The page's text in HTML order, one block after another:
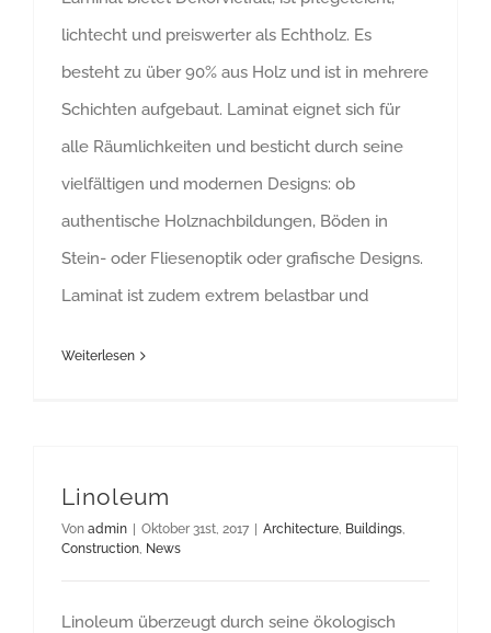
lichtecht und preiswerter als Echtholz. Es
besteht zu über 90% aus Holz und ist in mehrere
Schichten aufgebaut. Laminat eignet sich für
alle Räumlichkeiten und besticht durch seine
vielfältigen und modernen Designs: ob
authentische Holznachbildungen, Böden in
Stein- oder Fliesenoptik oder grafische Designs.
Laminat ist zudem extrem belastbar und
Weiterlesen
Linoleum
Von admin | Oktober 31st, 2017 | Architecture, Buildings,
Construction, News
Linoleum überzeugt durch seine ökologisch